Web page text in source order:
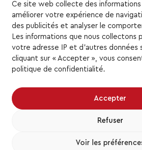
Ce site web collecte des informations
améliorer votre expérience de
des publicités et analyser le
Les informations que nous collectons
votre adresse IP et d'autres données
cliquant sur « Accepter », vous
politique de confidentialité.
Accepter
Refuser
Voir les
LigueTOP3.com est le site officiel de
basketball. Tous les logos et
TOP3 ainsi que les logos et marques
Ligue TOP3 représentés ici sont la
préalable de la Ligue TOP3. Tous